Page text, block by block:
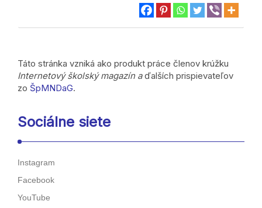
Táto stránka vzniká ako produkt práce členov krúžku
Internetový školský magazín aďalších prispievateľov
zo ŠpMNDaG.
Sociálne siete
Instagram
Facebook
YouTube